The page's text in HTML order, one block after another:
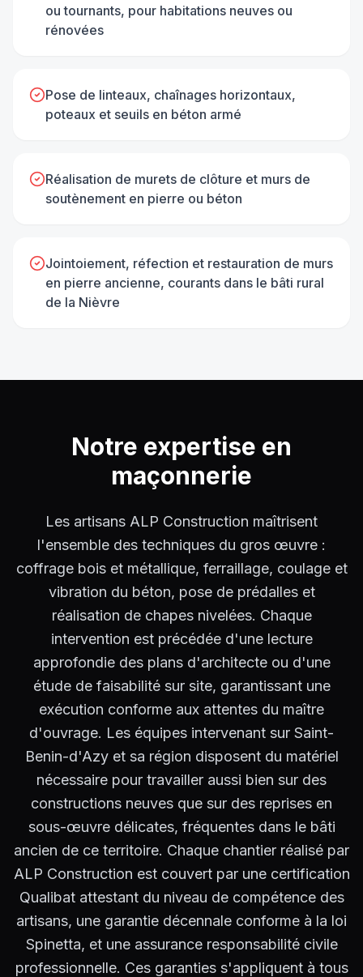
ou tournants, pour habitations neuves ou
rénovées
Pose de linteaux, chaînages horizontaux,
poteaux et seuils en béton armé
Réalisation de murets de clôture et murs de
soutènement en pierre ou béton
Jointoiement, réfection et restauration de murs
en pierre ancienne, courants dans le bâti rural
de la Nièvre
Notre expertise en
maçonnerie
Les artisans ALP Construction maîtrisent
l'ensemble des techniques du gros œuvre :
coffrage bois et métallique, ferraillage, coulage et
vibration du béton, pose de prédalles et
réalisation de chapes nivelées. Chaque
intervention est précédée d'une lecture
approfondie des plans d'architecte ou d'une
étude de faisabilité sur site, garantissant une
exécution conforme aux attentes du maître
d'ouvrage. Les équipes intervenant sur Saint-
Benin-d'Azy et sa région disposent du matériel
nécessaire pour travailler aussi bien sur des
constructions neuves que sur des reprises en
sous-œuvre délicates, fréquentes dans le bâti
ancien de ce territoire. Chaque chantier réalisé par
ALP Construction est couvert par une certification
Qualibat attestant du niveau de compétence des
artisans, une garantie décennale conforme à la loi
Spinetta, et une assurance responsabilité civile
professionnelle. Ces garanties s'appliquent à tous